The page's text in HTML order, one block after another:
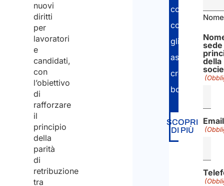
nuovi
diritti
per
lavoratori
e
candidati,
con
l’obiettivo
di
rafforzare
il
principio
della
parità
di
retribuzione
tra
coerenza
con
gli
assetti
cross-
border
SCOPRI
DI PIÙ
Nome
sede
della
Email